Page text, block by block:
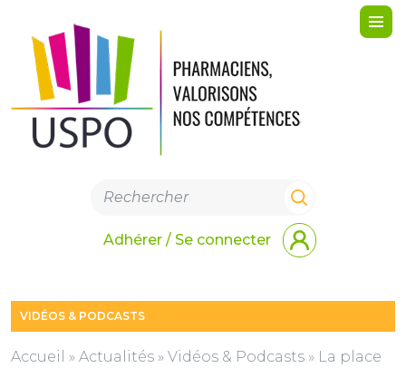
Adhérer / Se connecter
VIDÉOS & PODCASTS
Accueil » Actualités » Vidéos & Podcasts » La place